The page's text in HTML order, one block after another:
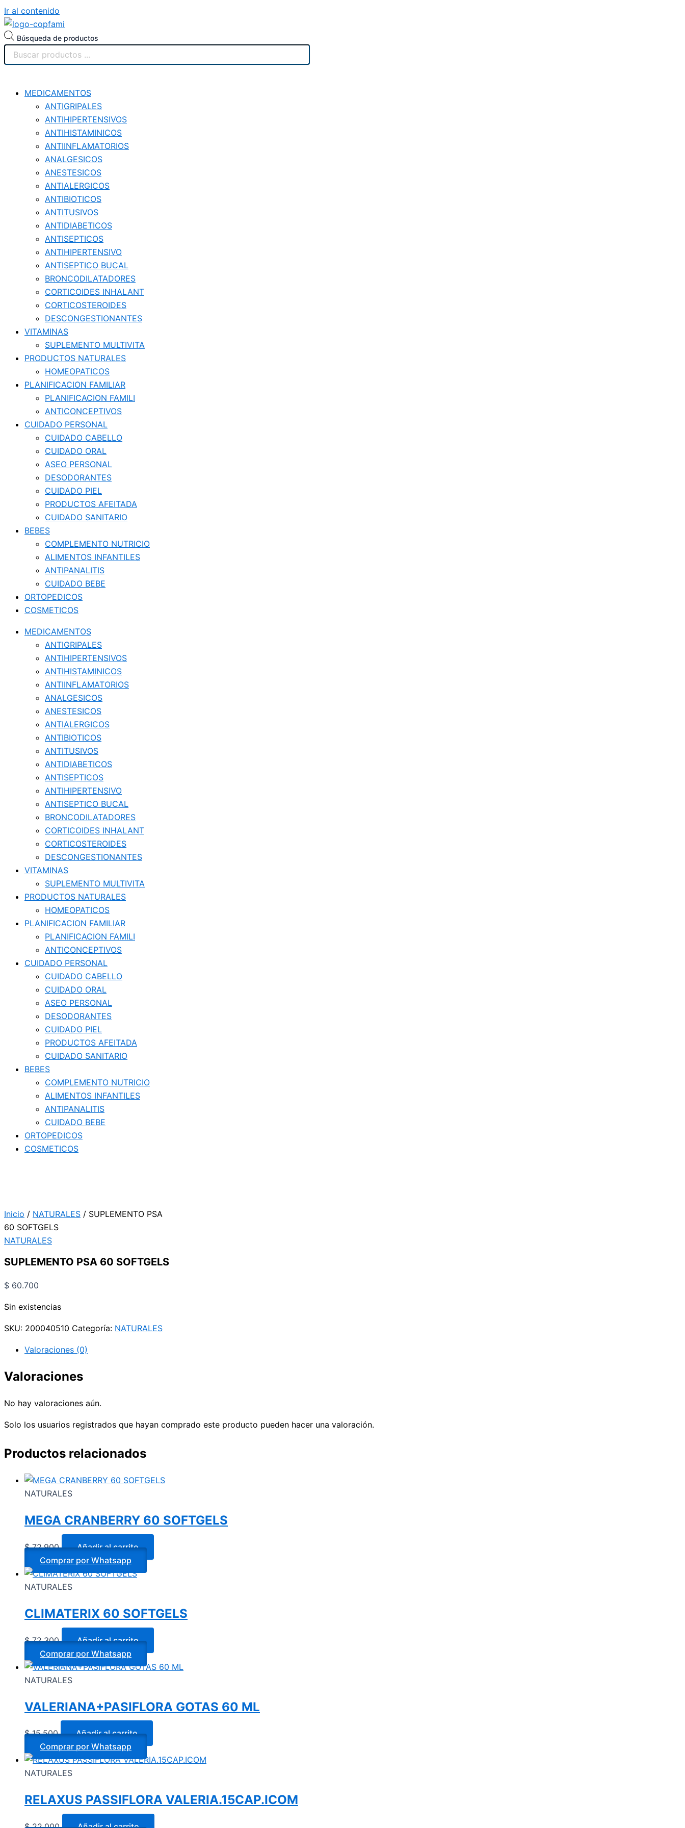
Ir al contenido
Búsqueda de productos
MEDICAMENTOS
ANTIGRIPALES
ANTIHIPERTENSIVOS
ANTIHISTAMINICOS
ANTIINFLAMATORIOS
ANALGESICOS
ANESTESICOS
ANTIALERGICOS
ANTIBIOTICOS
ANTITUSIVOS
ANTIDIABETICOS
ANTISEPTICOS
ANTIHIPERTENSIVO
ANTISEPTICO BUCAL
BRONCODILATADORES
CORTICOIDES INHALANT
CORTICOSTEROIDES
DESCONGESTIONANTES
VITAMINAS
SUPLEMENTO MULTIVITA
PRODUCTOS NATURALES
HOMEOPATICOS
PLANIFICACION FAMILIAR
PLANIFICACION FAMILI
ANTICONCEPTIVOS
CUIDADO PERSONAL
CUIDADO CABELLO
CUIDADO ORAL
ASEO PERSONAL
DESODORANTES
CUIDADO PIEL
PRODUCTOS AFEITADA
CUIDADO SANITARIO
BEBES
COMPLEMENTO NUTRICIO
ALIMENTOS INFANTILES
ANTIPANALITIS
CUIDADO BEBE
ORTOPEDICOS
COSMETICOS
MEDICAMENTOS
ANTIGRIPALES
ANTIHIPERTENSIVOS
ANTIHISTAMINICOS
ANTIINFLAMATORIOS
ANALGESICOS
ANESTESICOS
ANTIALERGICOS
ANTIBIOTICOS
ANTITUSIVOS
ANTIDIABETICOS
ANTISEPTICOS
ANTIHIPERTENSIVO
ANTISEPTICO BUCAL
BRONCODILATADORES
CORTICOIDES INHALANT
CORTICOSTEROIDES
DESCONGESTIONANTES
VITAMINAS
SUPLEMENTO MULTIVITA
PRODUCTOS NATURALES
HOMEOPATICOS
PLANIFICACION FAMILIAR
PLANIFICACION FAMILI
ANTICONCEPTIVOS
CUIDADO PERSONAL
CUIDADO CABELLO
CUIDADO ORAL
ASEO PERSONAL
DESODORANTES
CUIDADO PIEL
PRODUCTOS AFEITADA
CUIDADO SANITARIO
BEBES
COMPLEMENTO NUTRICIO
ALIMENTOS INFANTILES
ANTIPANALITIS
CUIDADO BEBE
ORTOPEDICOS
COSMETICOS
Inicio / NATURALES / SUPLEMENTO PSA
60 SOFTGELS
NATURALES
SUPLEMENTO PSA 60 SOFTGELS
$ 60.700
Sin existencias
SKU: 200040510 Categoría: NATURALES
Valoraciones (0)
Valoraciones
No hay valoraciones aún.
Solo los usuarios registrados que hayan comprado este producto pueden hacer una valoración.
Productos relacionados
NATURALES
MEGA CRANBERRY 60 SOFTGELS
$72.900
Añadir al carrito
Comprar por Whatsapp
NATURALES
CLIMATERIX 60 SOFTGELS
$72.300
Añadir al carrito
Comprar por Whatsapp
NATURALES
VALERIANA+PASIFLORA GOTAS 60 ML
$15.500
Añadir al carrito
Comprar por Whatsapp
NATURALES
RELAXUS PASSIFLORA VALERIA.15CAP.ICOM